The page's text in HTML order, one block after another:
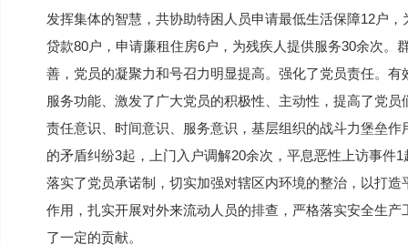
发挥集体的智慧，共协助特困人员申请最低生活保障12户
贷款80户，申请廉租住房6户，为残疾人提供服务30余次
善，党员的凝聚力和号召力明显提高。强化了党员责任。
服务功能、激发了广大党员的积极性、主动性，提高了党
责任意识、时间意识、服务意识，基层组织的战斗力堡垒
的矛盾纠纷3起，上门入户调解20余次，平息恶性上访事件
落实了党员承诺制，切实加强对辖区内环境的整治，以打
作用，扎实开展对外来流动人员的排查，严格落实安全生
了一定的贡献。